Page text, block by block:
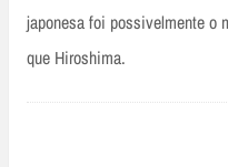
japonesa foi possivelmente
que Hiroshima.